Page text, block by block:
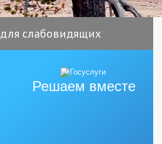
слабовидящих
Решаем вместе